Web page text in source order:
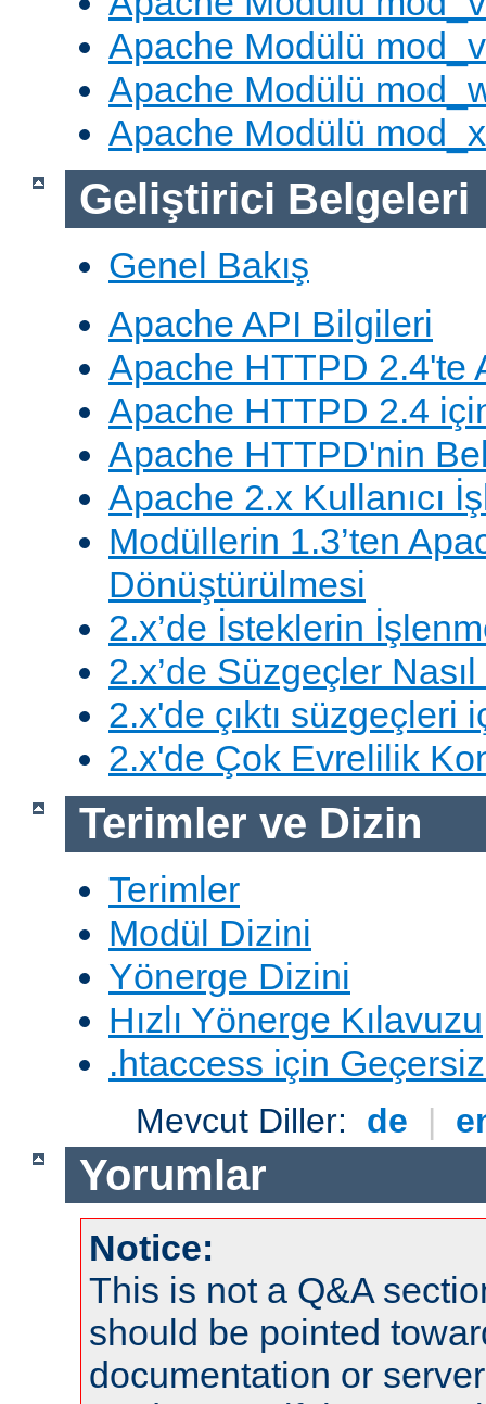
Apache Modülü
Apache Modülü
Apache Modülü
Geliştirici Belgeleri
Genel Bakış
Apache API Bilgileri
Apache HTTPD 2.4'te
Apache HTTPD 2.4
Apache HTTPD'nin
Apache 2.x Kullanıcı
Modüllerin 1.3’ten
Dönüştürülmesi
2.x’de İsteklerin
2.x’de Süzgeçler Nasıl
2.x'de çıktı süzgeçleri
2.x'de Çok Evrelilik
Terimler ve Dizin
Terimler
Modül Dizini
Yönerge Dizini
Hızlı Yönerge Kılavuzu
.htaccess için
Mevcut Diller: de |
Yorumlar
Notice:
This is not a Q&A
should be pointed
documentation or